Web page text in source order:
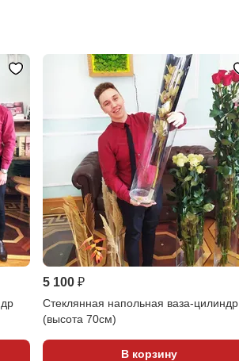
5 100 ₽
Стеклянная напольная ваза-цилиндр
(высота 70см)
В корзину